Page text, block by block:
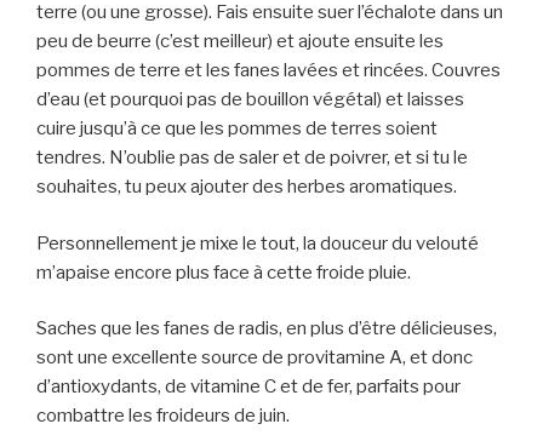
terre (ou une grosse). Fais ensuite suer l’échalote dans un
peu de beurre (c’est meilleur) et ajoute ensuite les
pommes de terre et les fanes lavées et rincées. Couvres
d’eau (et pourquoi pas de bouillon végétal) et laisses
cuire jusqu’à ce que les pommes de terres soient
tendres. N’oublie pas de saler et de poivrer, et si tu le
souhaites, tu peux ajouter des herbes aromatiques.
Personnellement je mixe le tout, la douceur du velouté
m’apaise encore plus face à cette froide pluie.
Saches que les fanes de radis, en plus d’être délicieuses,
sont une excellente source de provitamine A, et donc
d’antioxydants, de vitamine C et de fer, parfaits pour
combattre les froideurs de juin.